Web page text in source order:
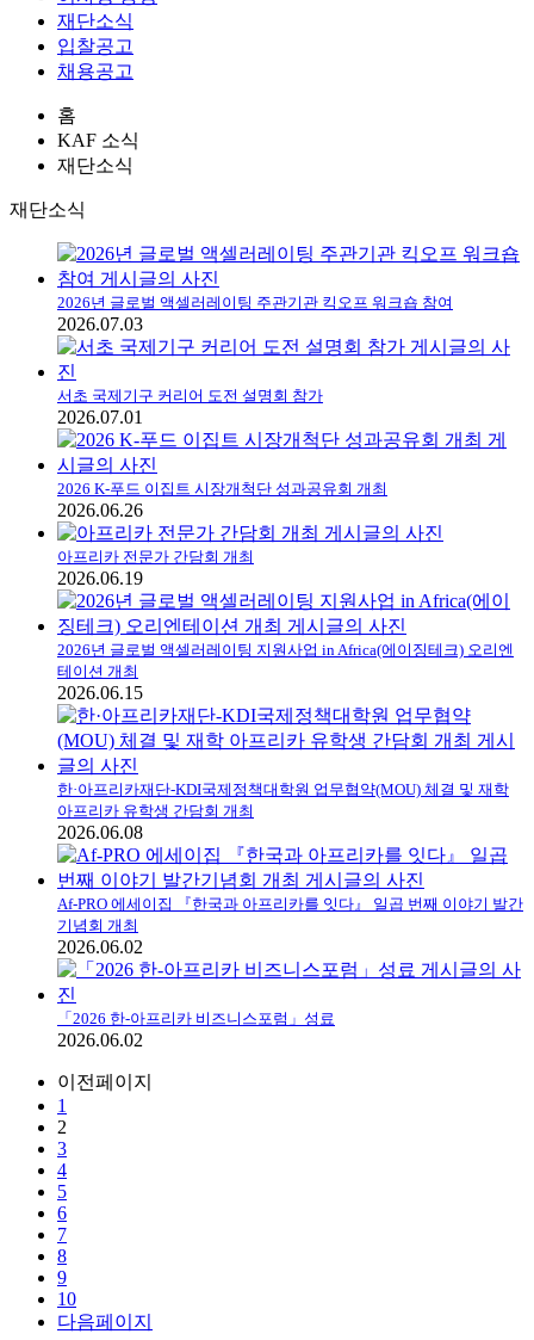
재단소식
입찰공고
채용공고
홈
KAF 소식
재단소식
재단소식
2026년 글로벌 액셀러레이팅 주관기관 킥오프 워크숍 참여
2026.07.03
서초 국제기구 커리어 도전 설명회 참가
2026.07.01
2026 K-푸드 이집트 시장개척단 성과공유회 개최
2026.06.26
아프리카 전문가 간담회 개최
2026.06.19
2026년 글로벌 액셀러레이팅 지원사업 in Africa(에이징테크) 오리엔
테이션 개최
2026.06.15
한·아프리카재단-KDI국제정책대학원 업무협약(MOU) 체결 및 재학
아프리카 유학생 간담회 개최
2026.06.08
Af-PRO 에세이집 『한국과 아프리카를 잇다』 일곱 번째 이야기 발간
기념회 개최
2026.06.02
「2026 한-아프리카 비즈니스포럼」성료
2026.06.02
이전페이지
1
2
3
4
5
6
7
8
9
10
다음페이지